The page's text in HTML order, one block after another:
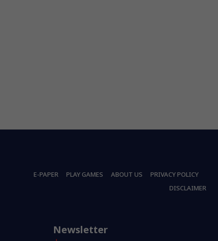
E-PAPER PLAY GAMES ABOUT US
PRIVACY POLICY
DISCLAIMER
Newsletter